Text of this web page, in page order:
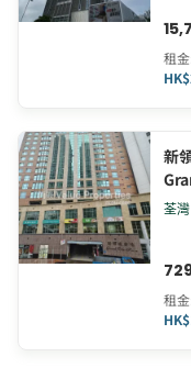
租金
新
荃灣
租金